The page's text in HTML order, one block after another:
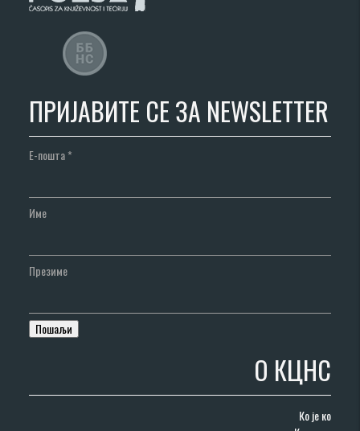
ПРИЈАВИТЕ СЕ ЗА NEWSLETTER
Е-пошта*
Име
Презиме
О КЦНС
Ко је ко